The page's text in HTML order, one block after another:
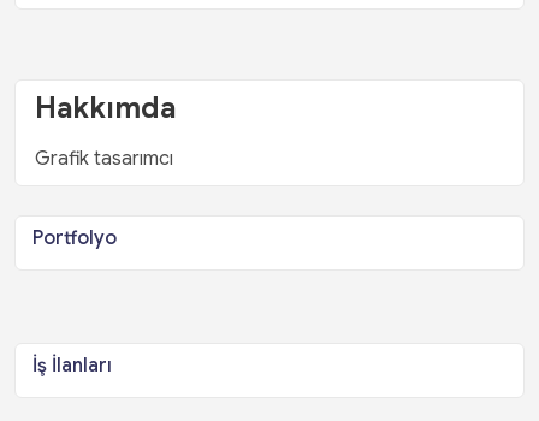
Hakkımda
Grafik tasarımcı
Portfolyo
İş İlanları